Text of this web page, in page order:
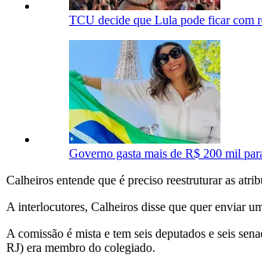
TCU decide que Lula pode ficar com
Governo gasta mais de R$ 200 mil
Calheiros entende que é preciso reestruturar as
A interlocutores, Calheiros disse que quer enviar
A comissão é mista e tem seis deputados e seis
RJ) era membro do colegiado.